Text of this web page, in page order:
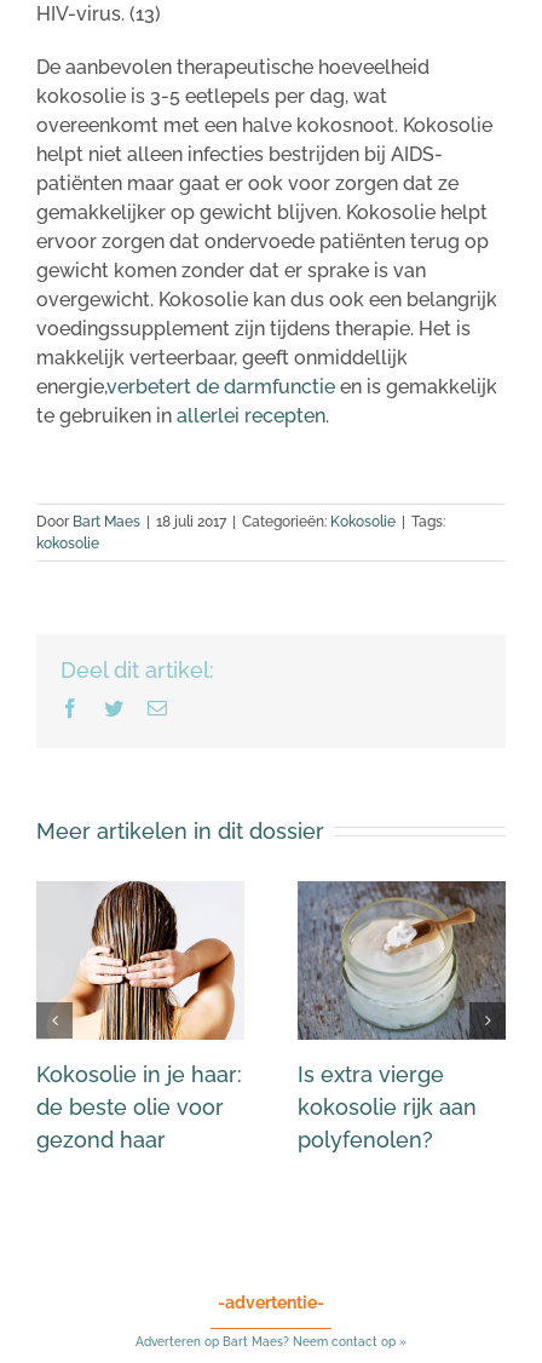
HIV-virus. (13)
De aanbevolen therapeutische hoeveelheid
kokosolie is 3-5 eetlepels per dag, wat
overeenkomt met een halve kokosnoot. Kokosolie
helpt niet alleen infecties bestrijden bij AIDS-
patiënten maar gaat er ook voor zorgen dat ze
gemakkelijker op gewicht blijven. Kokosolie helpt
ervoor zorgen dat ondervoede patiënten terug op
gewicht komen zonder dat er sprake is van
overgewicht. Kokosolie kan dus ook een belangrijk
voedingssupplement zijn tijdens therapie. Het is
makkelijk verteerbaar, geeft onmiddellijk
energie,verbetert de darmfunctie en is gemakkelijk
te gebruiken in allerlei recepten.
Door Bart Maes | 18 juli 2017 | Categorieën: Kokosolie | Tags:
kokosolie
Deel dit artikel:
Facebook
TwitterE-
Meer artikelen in dit dossier
Kokosolie in je haar:
de beste olie voor
gezond haar
Is extra vierge
kokosolie rijk aan
polyfenolen?
-advertentie-
Adverteren op Bart Maes? Neem contact op »